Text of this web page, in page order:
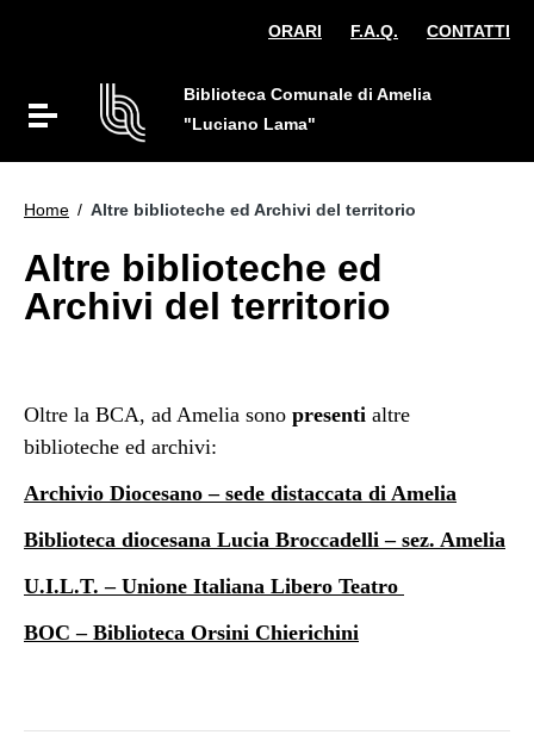
Vai al menu di navigazioneORARI F.A.Q. CONTATTI
Attiva / disattiva la navigazione
Biblioteca Comunale di Amelia
"Luciano Lama"
Home / Altre biblioteche ed Archivi del territorio
Altre biblioteche ed
Archivi del territorio
Oltre la BCA, ad Amelia sono presenti altre
biblioteche ed archivi:
Archivio Diocesano – sede distaccata di Amelia
Biblioteca diocesana Lucia Broccadelli – sez. Amelia
U.I.L.T. – Unione Italiana Libero Teatro
BOC – Biblioteca Orsini Chierichini